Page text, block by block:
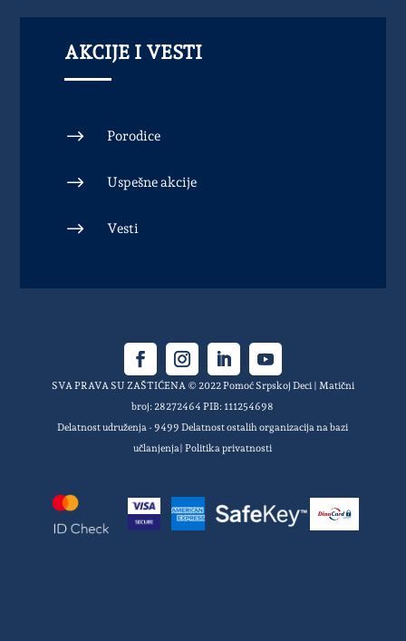
AKCIJE I VESTI
$ Porodice
$ Uspešne akcije
$ Vesti
SVA PRAVA SU ZAŠTIĆENA © 2022 Pomoć Srpskoj Deci | Matični
broj: 28272464 PIB: 111254698
Delatnost udruženja - 9499 Delatnost ostalih organizacija na bazi
učlanjenja|Politika privatnosti